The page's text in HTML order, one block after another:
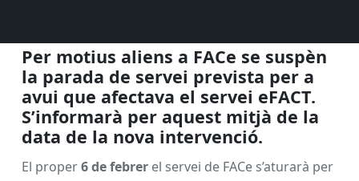
Per motius aliens a FACe se suspèn
la parada de servei prevista per a
avui que afectava el servei eFACT.
S’informarà per aquest mitjà de la
data de la nova intervenció.
El proper6 de febrer el servei de FACe s’aturarà per